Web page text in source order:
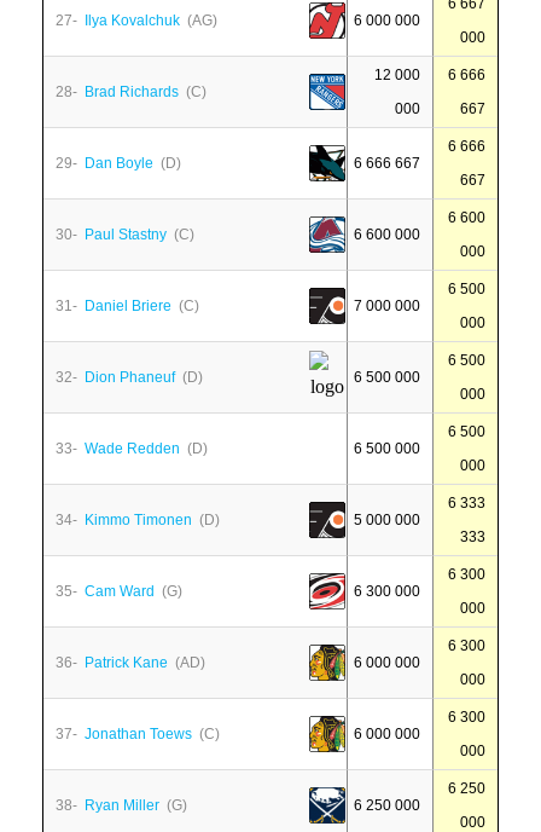
27- Ilya Kovalchuk (AG) 6 000 000
6 667
000
28- Brad Richards (C)
12 000
000
6 666
667
29- Dan Boyle (D) 6 666 667
6 666
667
30- Paul Stastny (C) 6 600 000
6 600
000
31- Daniel Briere (C) 7 000 000
6 500
000
32- Dion Phaneuf(D) 6 500 000
6 500
000
33- Wade Redden (D) 6 500 000
6 500
000
34- Kimmo Timonen (D) 5 000 000
6 333
333
35- Cam Ward (G) 6 300 000
6 300
000
36- Patrick Kane (AD) 6 000 000
6 300
000
37- Jonathan Toews (C) 6 000 000
6 300
000
38- Ryan Miller (G) 6 250 000
6 250
000